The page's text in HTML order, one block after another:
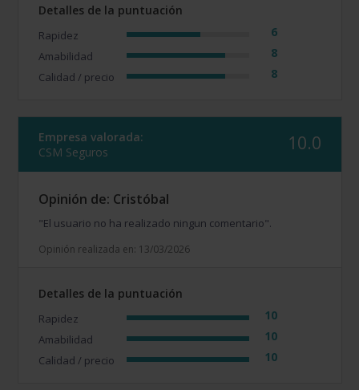
Detalles de la puntuación
Rapidez 6
Amabilidad 8
Calidad / precio 8
Empresa valorada:
CSM Seguros
10.0
Opinión de: Cristóbal
"El usuario no ha realizado ningun comentario".
Opinión realizada en: 13/03/2026
Detalles de la puntuación
Rapidez 10
Amabilidad 10
Calidad / precio 10